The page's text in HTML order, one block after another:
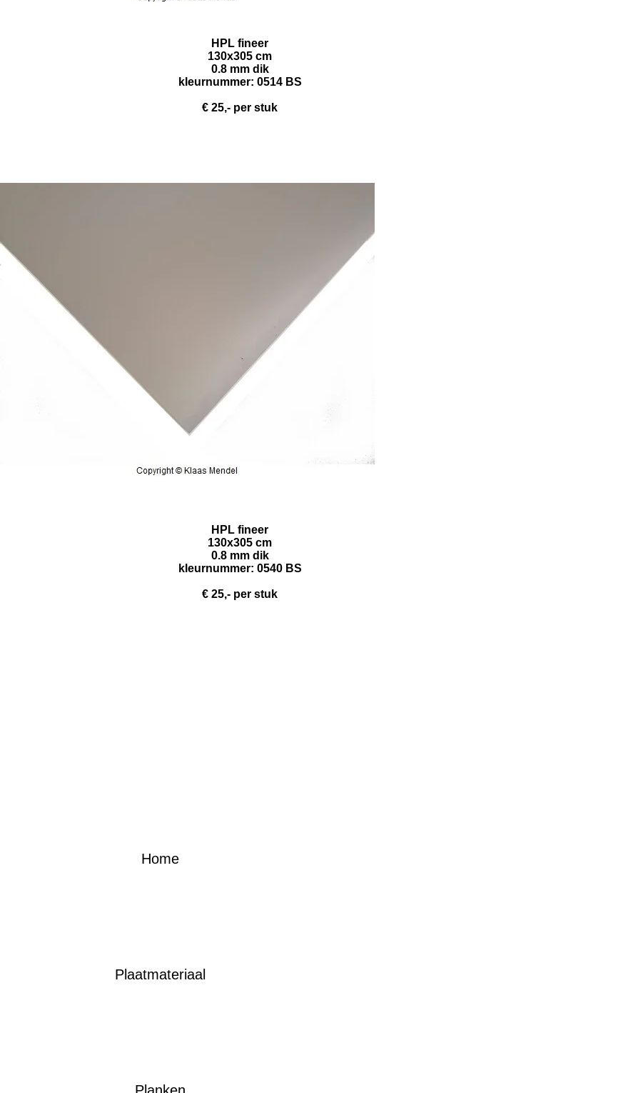
HPL fineer
130x305 cm
0.8 mm dik
kleurnummer: 0514 BS
€ 25,- per stuk
HPL fineer
130x305 cm
0.8 mm dik
kleurnummer: 0540 BS
€ 25,- per stuk
Home
Plaatmateriaal